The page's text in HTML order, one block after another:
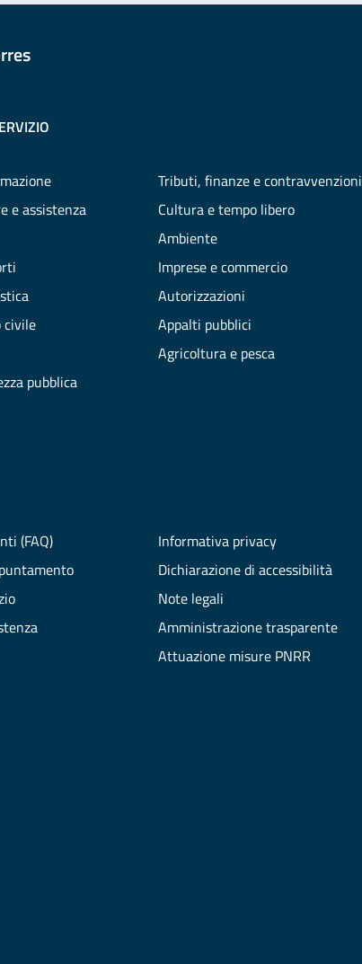
e assistenza
civile
pubblica
Tributi, finanze e contravvenzioni
Cultura e tempo libero
Ambiente
Imprese e commercio
Autorizzazioni
Appalti pubblici
Agricoltura e pesca
(FAQ)
Informativa privacy
Dichiarazione di accessibilità
Note legali
Amministrazione trasparente
Attuazione misure PNRR